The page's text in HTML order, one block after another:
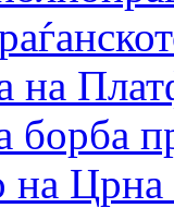
на
борба
на Црна